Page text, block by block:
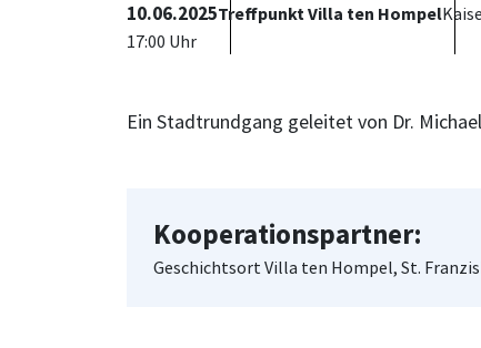
10.06.2025
17:00 Uhr
Treffpunkt Villa ten Hompel
Ein Stadtrundgang geleitet von Dr.
Kooperationspartner:
Geschichtsort Villa ten Hompel, St.